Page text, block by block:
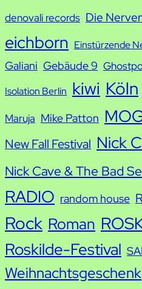
denovali records Die
eichborn Einstürzende
Galiani Gebäude 9
Isolation Berlin kiwi Köln
Maruja Mike Patton
New Fall Festival Nick
Nick Cave & The Bad
RADIO random house
Rock Roman
Roskilde-Festival
Weihnachtsgeschenk